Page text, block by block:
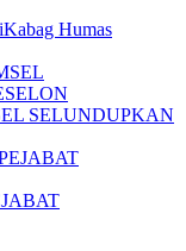
Kabag Humas
SELUNDUPKAN